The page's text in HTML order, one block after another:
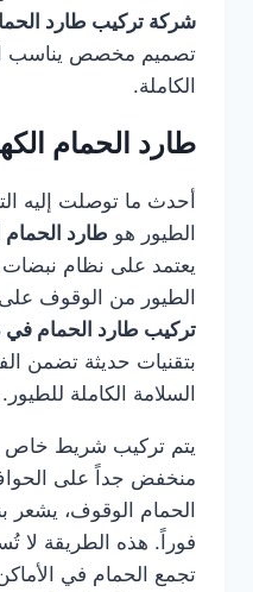
شركة تركيب طارد
تصميم مخصص يناسب
الكاملة.
طارد الحمام
أحدث ما توصلت إليه
الطيور هو طارد الحمام
يعتمد على نظام نبضات
الطيور من الوقوف
تركيب طارد الحمام في
بتقنيات حديثة تضمن
السلامة الكاملة للطيور.
يتم تركيب شريط خاص
منخفض جداً على
الحمام الوقوف، يشعر
فوراً. هذه الطريقة لا
تجمع الحمام في